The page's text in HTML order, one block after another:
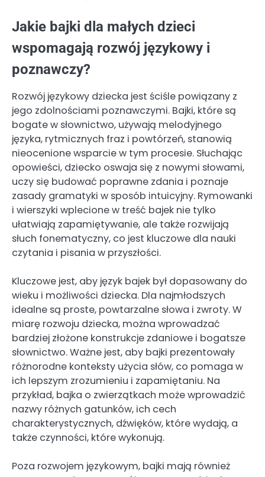
Jakie bajki dla małych dzieci
wspomagają rozwój językowy i
poznawczy?
Rozwój językowy dziecka jest ściśle powiązany z
jego zdolnościami poznawczymi. Bajki, które są
bogate w słownictwo, używają melodyjnego
języka, rytmicznych fraz i powtórzeń, stanowią
nieocenione wsparcie w tym procesie. Słuchając
opowieści, dziecko oswaja się z nowymi słowami,
uczy się budować poprawne zdania i poznaje
zasady gramatyki w sposób intuicyjny. Rymowanki
i wierszyki wplecione w treść bajek nie tylko
ułatwiają zapamiętywanie, ale także rozwijają
słuch fonematyczny, co jest kluczowe dla nauki
czytania i pisania w przyszłości.
Kluczowe jest, aby język bajek był dopasowany do
wieku i możliwości dziecka. Dla najmłodszych
idealne są proste, powtarzalne słowa i zwroty. W
miarę rozwoju dziecka, można wprowadzać
bardziej złożone konstrukcje zdaniowe i bogatsze
słownictwo. Ważne jest, aby bajki prezentowały
różnorodne konteksty użycia słów, co pomaga w
ich lepszym zrozumieniu i zapamiętaniu. Na
przykład, bajka o zwierzątkach może wprowadzić
nazwy różnych gatunków, ich cech
charakterystycznych, dźwięków, które wydają, a
także czynności, które wykonują.
Poza rozwojem językowym, bajki mają również